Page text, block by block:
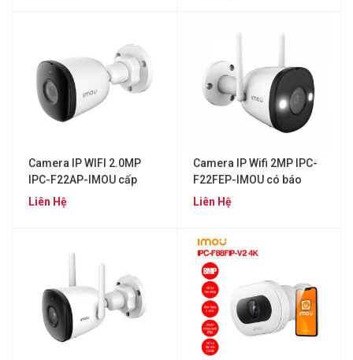
Camera IP WIFI 2.0MP
IPC-F22AP-IMOU cấp
nguồn qua PoE
Liên Hệ
Camera IP Wifi 2MP IPC-
F22FEP-IMOU có báo
động
Liên Hệ